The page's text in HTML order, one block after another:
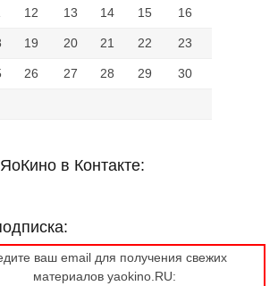
12 13 14 15 16
19 20 21 22 23
26 27 28 29 30
в Контакте:
ваш email для получения свежих
материалов yaokino.RU: